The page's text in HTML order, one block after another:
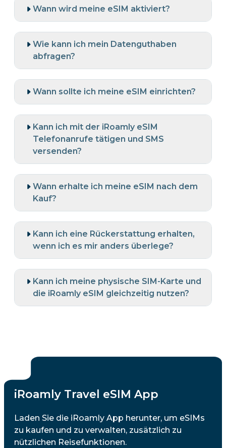
Wann wird meine eSIM aktiviert?
Wie kann ich mein Datenguthaben
abfragen?
Wann sollte ich meine eSIM einrichten?
Kann ich mit der iRoamly eSIM
Telefonanrufe tätigen und SMS
versenden?
Wann erhalte ich meine eSIM nach dem
Kauf?
Kann ich eine Rückerstattung erhalten,
wenn ich es mir anders überlege?
Kann ich meine physische SIM-Karte und
die iRoamly eSIM gleichzeitig nutzen?
iRoamly Travel eSIM App
Laden Sie die iRoamly App herunter, um eSIMs
zu kaufen und zu verwalten, zusätzlich zu
nützlichen Reisefunktionen.